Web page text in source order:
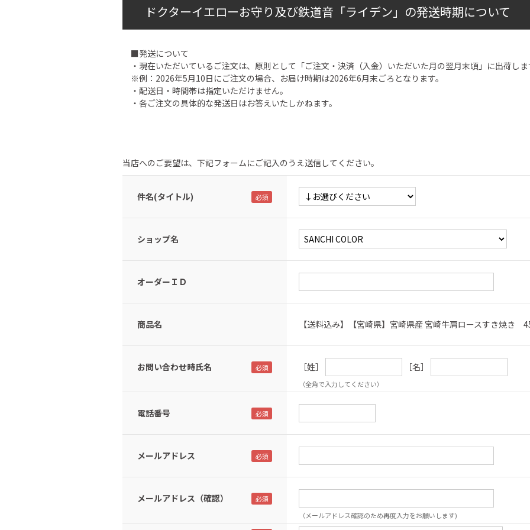
ドクターイエローお守り及び鉄道音「ライデン」の発送時期について
■発送について
・現在いただいているご注文は、原則として「ご注文・決済（入金）いただいた月の翌月末頃」に出荷しま
※例：2026年5月10日にご注文の場合、お届け時期は2026年6月末ごろとなります。
・配送日・時間帯は指定いただけません。
・各ご注文の具体的な発送日はお答えいたしかねます。
当店へのご要望は、下記フォームにご記入のうえ送信してください。
件名(タイトル)
ショップ名
オーダーＩＤ
商品名 【送料込み】【宮崎県】宮崎県産 宮崎牛肩ロースすき焼き
お問い合わせ時氏名 ［姓］ ［名］
（全角で入力してください）
電話番号
メールアドレス
メールアドレス（確認）
（メールアドレス確認のため再度入力をお願いします)